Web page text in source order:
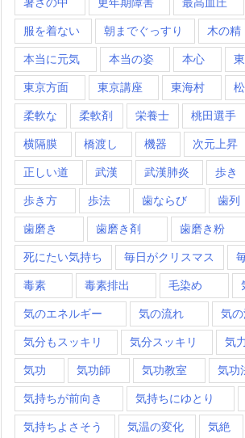
服を着ない 朝までぐっすり 木の精
本当に元気 本当の姿 本心
東京方面 東京講座 東海村
柔軟な 柔軟剤 栄養士 桃田選手
横隔膜 橋渡し 機器 次元上昇
正しい道 武漢 武漢肺炎 歩き
歩き方 歩法 歯ならび 歯列
歯磨き 歯磨き剤 歯磨き粉
死にたい気持ち 毎日がクリスマス
毒素 毒素排出 毛染め
気のエネルギー 気の流れ 気
気分もスッキリ 気分スッキリ 気力
気功 気功師 気功教室 気功
気持ちが前向き 気持ちにゆとり
気持ちよさそう 気温の変化 気絶